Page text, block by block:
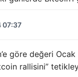
07:37
göre değeri
rallisini”